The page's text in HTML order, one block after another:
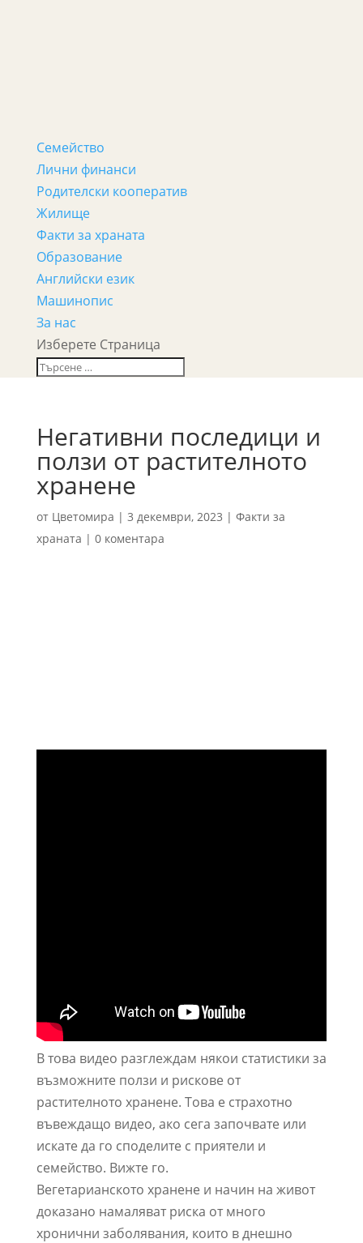
Семейство
Лични финанси
Родителски кооператив
Жилище
Факти за храната
Образование
Английски език
Машинопис
За нас
Изберете Страница
Негативни последици и
ползи от растителното
хранене
от Цветомира | 3 декември, 2023 | Факти за
храната | 0 коментара
В това видео разглеждам някои статистики за
възможните ползи и рискове от
растителното хранене. Това е страхотно
въвеждащо видео, ако сега започвате или
искате да го споделите с приятели и
семейство. Вижте го.
Вегетарианското хранене и начин на живот
доказано намаляват риска от много
хронични заболявания, които в днешно